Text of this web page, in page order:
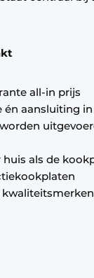
all-in prijs
én aansluiting
huis als de